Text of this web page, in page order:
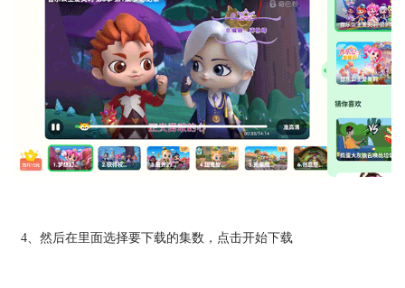
4、然后在里面选择要下载的集数，点击开始下载